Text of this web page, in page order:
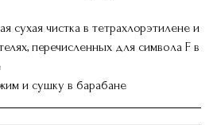
сухая чистка в тетрахлорэтилене и
перечисленных для символа F в
и сушку в барабане